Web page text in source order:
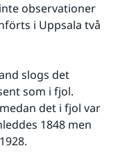
observationer
i Uppsala två
slogs det
som i fjol.
det i fjol var
1848 men